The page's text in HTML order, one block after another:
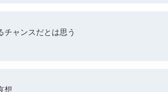
チャンスだとは思う
想